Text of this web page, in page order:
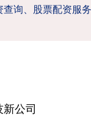
询、股票配资服
公司